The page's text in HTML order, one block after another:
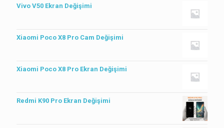
Vivo V50 Ekran Değişimi
Xiaomi Poco X8 Pro Cam Değişimi
Xiaomi Poco X8 Pro Ekran Değişimi
Redmi K90 Pro Ekran Değişimi